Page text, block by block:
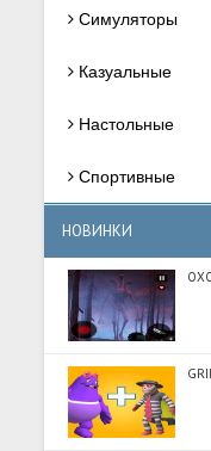
Симуляторы
Казуальные
Настольные
Спортивные
НОВИНКИ